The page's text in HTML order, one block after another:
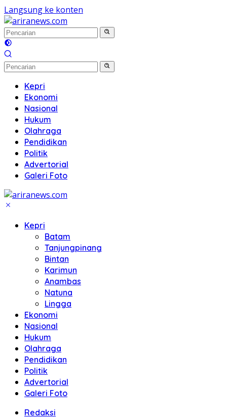
Langsung ke konten
Kepri
Ekonomi
Nasional
Hukum
Olahraga
Pendidikan
Politik
Advertorial
Galeri Foto
Kepri
Batam
Tanjungpinang
Bintan
Karimun
Anambas
Natuna
Lingga
Ekonomi
Nasional
Hukum
Olahraga
Pendidikan
Politik
Advertorial
Galeri Foto
Redaksi